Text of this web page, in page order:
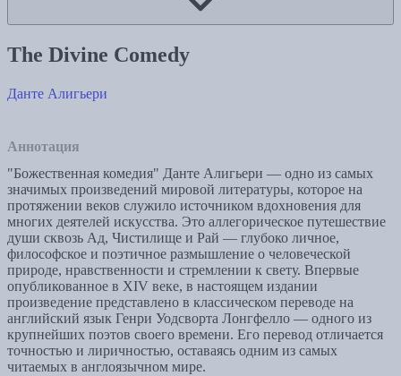
The Divine Comedy
Данте Алигьери
Аннотация
"Божественная комедия" Данте Алигьери — одно из самых
значимых произведений мировой литературы, которое на
протяжении веков служило источником вдохновения для
многих деятелей искусства. Это аллегорическое путешествие
души сквозь Ад, Чистилище и Рай — глубоко личное,
философское и поэтичное размышление о человеческой
природе, нравственности и стремлении к свету. Впервые
опубликованное в XIV веке, в настоящем издании
произведение представлено в классическом переводе на
английский язык Генри Уодсворта Лонгфелло — одного из
крупнейших поэтов своего времени. Его перевод отличается
точностью и лиричностью, оставаясь одним из самых
читаемых в англоязычном мире.